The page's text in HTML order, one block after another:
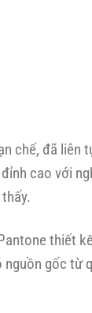
chế, đã liên
cao với
thiết
gốc từ